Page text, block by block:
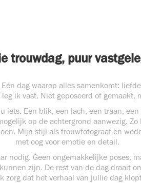
trouwdag, puur
dag waarop alles samenkomt:
ik vast. Niet geposeerd of gemaakt,
iets. Een blik, een lach, een traan,
op de achtergrond aanwezig.
Mijn stijl als trouwfotograaf en
met oog voor emotie en detail.
nodig. Geen ongemakkelijke poses,
zijn. De rest van de dag draait
zorg dat het verhaal van jullie dag